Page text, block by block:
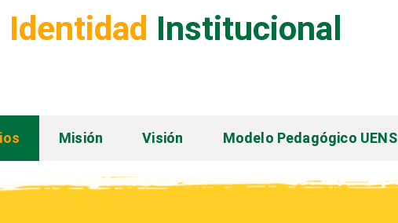
Identidad Institucional
Misión Visión Modelo Pedagógico UENS